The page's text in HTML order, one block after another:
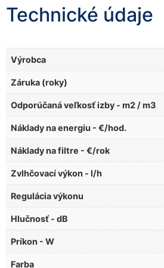
Technické údaje
Výrobca
Záruka (roky)
Odporúčaná veľkosť izby - m2 / m3
Náklady na energiu - €/hod.
Náklady na filtre - €/rok
Zvlhčovací výkon - l/h
Regulácia výkonu
Hlučnosť - dB
Príkon - W
Farba